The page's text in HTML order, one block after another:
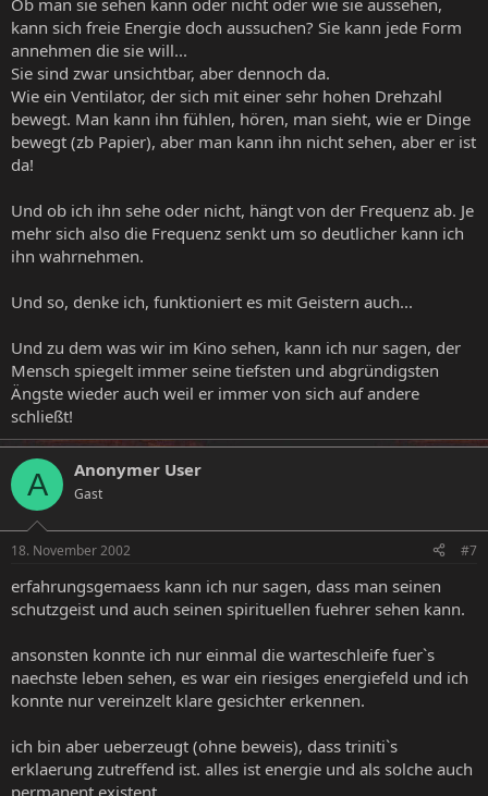
Ob man sie sehen kann oder nicht oder wie sie aussehen,
kann sich freie Energie doch aussuchen? Sie kann jede Form
annehmen die sie will...
Sie sind zwar unsichtbar, aber dennoch da.
Wie ein Ventilator, der sich mit einer sehr hohen Drehzahl
bewegt. Man kann ihn fühlen, hören, man sieht, wie er Dinge
bewegt (zb Papier), aber man kann ihn nicht sehen, aber er ist
da!
Und ob ich ihn sehe oder nicht, hängt von der Frequenz ab. Je
mehr sich also die Frequenz senkt um so deutlicher kann ich
ihn wahrnehmen.
Und so, denke ich, funktioniert es mit Geistern auch...
Und zu dem was wir im Kino sehen, kann ich nur sagen, der
Mensch spiegelt immer seine tiefsten und abgründigsten
Ängste wieder auch weil er immer von sich auf andere
schließt!
A Anonymer User
Gast
18. November 2002 #7
erfahrungsgemaess kann ich nur sagen, dass man seinen
schutzgeist und auch seinen spirituellen fuehrer sehen kann.
ansonsten konnte ich nur einmal die warteschleife fuer`s
naechste leben sehen, es war ein riesiges energiefeld und ich
konnte nur vereinzelt klare gesichter erkennen.
ich bin aber ueberzeugt (ohne beweis), dass triniti`s
erklaerung zutreffend ist. alles ist energie und als solche auch
permanent existent